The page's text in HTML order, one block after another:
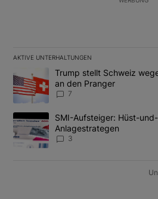
AKTIVE UNTERHALTUNGEN
Das Folgende ist eine Liste der am
Ein Trendartikel mit dem Titel
Trump stellt Schweiz
an den Pranger
7
Ein Trendartikel mit dem Titel "SMI-
SMI-Aufsteiger: Hüst-
Anlagestrategen
3